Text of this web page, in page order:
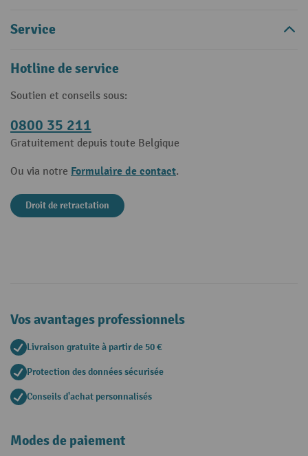
Service
Hotline de service
Soutien et conseils sous:
0800 35 211
Gratuitement depuis toute Belgique
Ou via notre Formulaire de contact.
Droit de retractation
Vos avantages professionnels
Livraison gratuite à partir de 50 €
Protection des données sécurisée
Conseils d'achat personnalisés
Modes de paiement